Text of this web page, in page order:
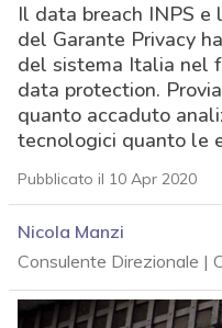
Il data breach INPS e
del Garante Privacy
del sistema Italia nel
data protection.
quanto accaduto
tecnologici quanto le
Pubblicato il 10 Apr 2020
Nicola Manzi
Consulente Direzionale |